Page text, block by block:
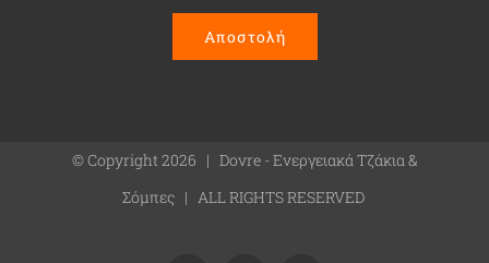
© Copyright2026 | Dovre - Ενεργειακά Τζάκια &
Σόμπες | ALL RIGHTS RESERVED